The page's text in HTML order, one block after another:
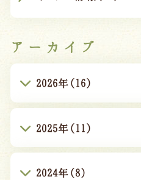
アーカイブ
2026年(16)
2025年(11)
2024年(8)